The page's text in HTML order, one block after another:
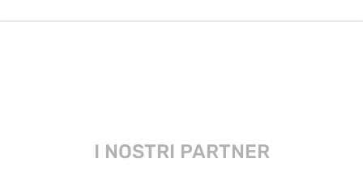
I NOSTRI PARTNER